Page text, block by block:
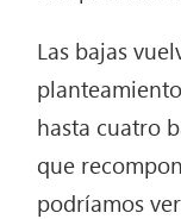
Las bajas
hasta cuatro
que
podríamos